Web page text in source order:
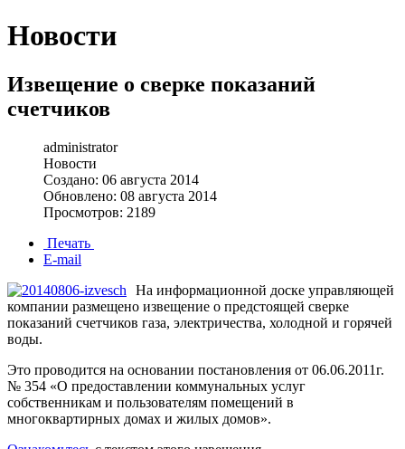
Новости
Извещение о сверке показаний
счетчиков
administrator
Новости
Создано: 06 августа 2014
Обновлено: 08 августа 2014
Просмотров: 2189
Печать
E-mail
На информационной доске управляющей
компании размещено извещение о предстоящей сверке
показаний счетчиков газа, электричества, холодной и горячей
воды.
Это проводится на основании постановления от 06.06.2011г.
№ 354 «О предоставлении коммунальных услуг
собственникам и пользователям помещений в
многоквартирных домах и жилых домов».